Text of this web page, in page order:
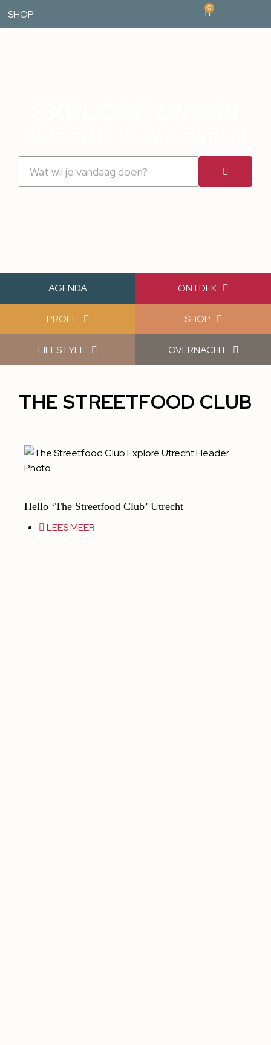
SHOP
0
AGENDA ONTDEK
PROEF SHOP
LIFESTYLE OVERNACHT
THE STREETFOOD CLUB
Hello ‘The Streetfood Club’ Utrecht
LEES MEER